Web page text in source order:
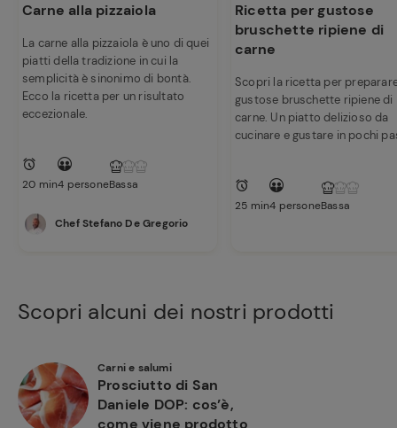
Carne alla pizzaiola
La carne alla pizzaiola è uno di quei
piatti della tradizione in cui la
semplicità è sinonimo di bontà.
Ecco la ricetta per un risultato
eccezionale.
20 min4 personeBassa
Chef Stefano De Gregorio
Ricetta per gustose
bruschette ripiene di
carne
Scopri la ricetta per
gustose bruschette ripiene di
carne. Un piatto delizioso da
cucinare e gustare in pochi
25 min4 personeBassa
Scopri alcuni dei nostri prodotti
Carni e salumi
Prosciutto di San
Daniele DOP: cos’è,
come viene prodotto